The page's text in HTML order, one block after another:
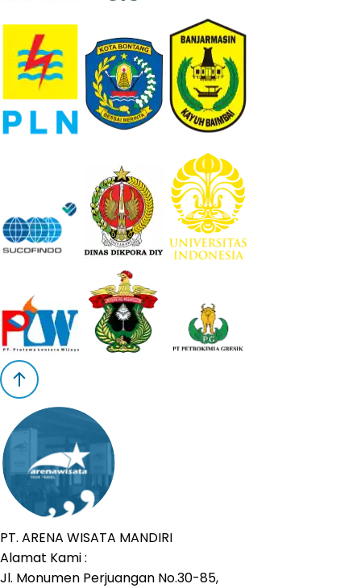
PT. ARENA WISATA MANDIRI
Alamat Kami :
Jl. Monumen Perjuangan No.30-85,